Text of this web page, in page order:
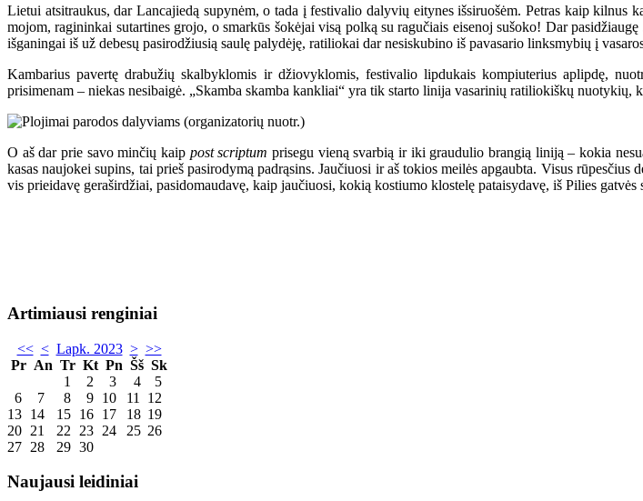
Lietui atsitraukus, dar Lancajiedą supynėm, o tada į festivalio dalyvių eitynes išsiruošėm. Petras kaip
mojom, ragininkai sutartines grojo, o smarkūs šokėjai visą polką su ragučiais eisenoj sušoko! Dar pasidžiaugę
išganingai iš už debesų pasirodžiusią saulę palydėję, ratiliokai dar nesiskubino iš pavasario linksmybių į
Kambarius pavertę drabužių skalbyklomis ir džiovyklomis, festivalio lipdukais kompiuterius aplipdę,
prisimenam – niekas nesibaigė. „Skamba skamba kankliai“ yra tik starto linija vasarinių ratiliokiškų nuotykių,
O aš dar prie savo minčių kaip post scriptum prisegu vieną svarbią ir iki graudulio brangią liniją – kokia
kasas naujokei supins, tai prieš pasirodymą padrąsins. Jaučiuosi ir aš tokios meilės apgaubta. Visus
vis prieidavę geraširdžiai, pasidomaudavę, kaip jaučiuosi, kokią kostiumo klostelę pataisydavę, iš Pilies
Artimiausi renginiai
<< < Lapk. 2023 > >>
Pr An Tr Kt Pn Šš Sk
1
2 3 4
5
6
7 8 9 10 11
12
13 14 15 16 17 18 19
20 21 22 23 24 25 26
27 28 29 30
Naujausi leidiniai